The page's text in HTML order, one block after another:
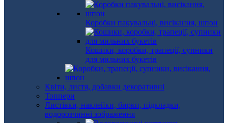
Коробки пакувальні, висікання, шпон
Кошики, коробки, трапеції, супники
для мильних букетів
Квіти, листя, добавки декоративні
Топпери
Листівки, наклейки, бирки, підкладки,
водорозчинні зображення